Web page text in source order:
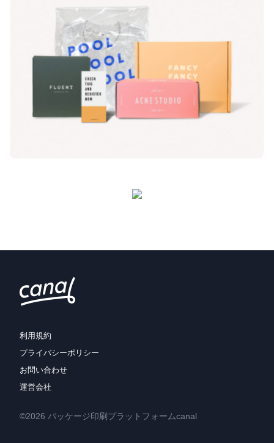
利用規約
プライバシーポリシー
お問い合わせ
運営会社
©2026 パッケージ印刷プラットフォームcanal